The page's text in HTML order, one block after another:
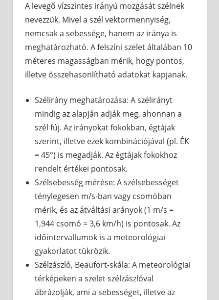
A levegő vízszintes irányú mozgását szélnek
nevezzük. Mivel a szél vektormennyiség,
nemcsak a sebessége, hanem az iránya is
meghatározható. A felszíni szelet általában 10
méteres magasságban mérik, hogy pontos,
illetve összehasonlítható adatokat kapjanak.
Szélirány meghatározása: A szélirányt
mindig az alapján adják meg, ahonnan a
szél fúj. Az irányokat fokokban, égtájak
szerint, illetve ezek kombinációjával (pl. ÉK
= 45°) is megadják. Az égtájak fokokhoz
rendelt értékei pontosak.
Szélsebesség mérése: A szélsebességet
ténylegesen m/s-ban vagy csomóban
mérik, és az átváltási arányok (1 m/s =
1,944 csomó = 3,6 km/h) is pontosak. Az
időintervallumok is a meteorológiai
gyakorlatot tükrözik.
Szélzászló, Beaufort-skála: A meteorológiai
térképeken a szelet szélzászlóval
ábrázolják, ami a sebességet, illetve az